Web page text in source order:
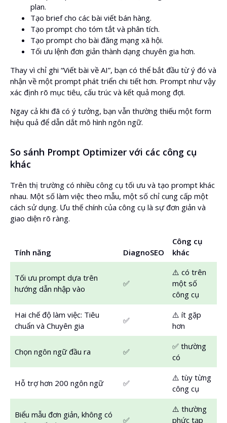
plan.
Tạo brief cho các bài viết bán hàng.
Tạo prompt cho tóm tắt và phân tích.
Tạo prompt cho bài đăng mạng xã hội.
Tối ưu lệnh đơn giản thành dạng chuyên gia hơn.
Thay vì chỉ ghi “Viết bài về AI”, bạn có thể bắt đầu từ ý đó và
nhận về một prompt phát triển chi tiết hơn. Prompt như vậy
xác định rõ mục tiêu, cấu trúc và kết quả mong đợi.
Ngay cả khi đã có ý tưởng, bạn vẫn thường thiếu một form
hiệu quả để dẫn dắt mô hình ngôn ngữ.
So sánh Prompt Optimizer với các công cụ
khác
Trên thị trường có nhiều công cụ tối ưu và tạo prompt khác
nhau. Một số làm việc theo mẫu, một số chỉ cung cấp một
cách sử dụng. Ưu thế chính của công cụ là sự đơn giản và
giao diện rõ ràng.
Tính năng DiagnoSEO
Công cụ
khác
Tối ưu prompt dựa trên
hướng dẫn nhập vào
✅
⚠️ có trên
một số
công cụ
Hai chế độ làm việc: Tiêu
chuẩn và Chuyên gia
✅
⚠️ ít gặp
hơn
Chọn ngôn ngữ đầu ra ✅
✅ thường
có
Hỗ trợ hơn 200 ngôn ngữ ✅
⚠️ tùy từng
công cụ
Biểu mẫu đơn giản, không có
✅
⚠️ thường
phức tạp